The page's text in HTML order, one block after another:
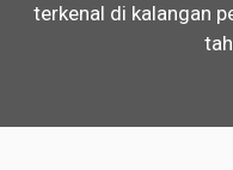
terkenal di kalangan